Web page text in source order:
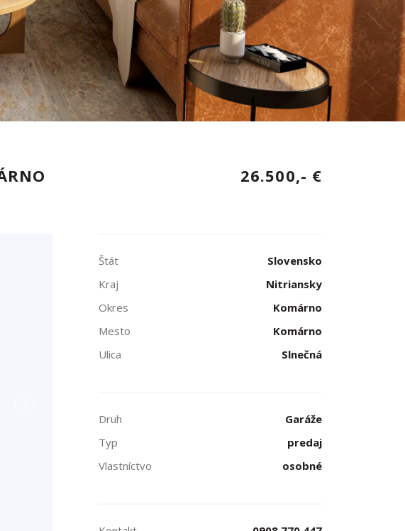
26.500,- €
Štát
Slovensko
Kraj
Nitriansky
Okres
Komárno
Mesto
Komárno
Ulica
Slnečná
Druh
Garáže
Typ
predaj
Vlastníctvo
osobné